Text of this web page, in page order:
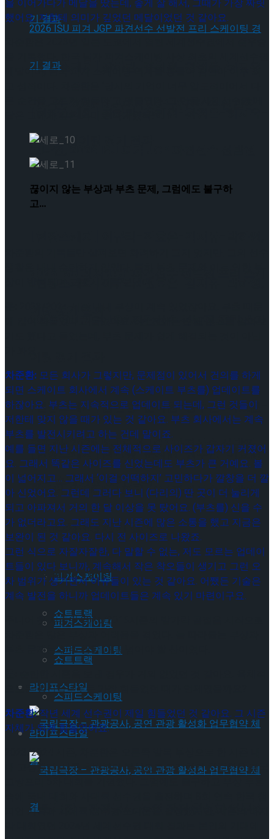
[현장스케치] 장하린-주혜원-황정율-허지유-
프리 스케이팅 경기 결과
[현장스케치] 김민송-문지원-정수빈-이효원-
최진아, 2026 ISU 피겨 JGP 파견선수 선발전
프리 스케이팅 경기 결과
Trending Tags
피겨스케이팅
쇼트트랙
스피드스케이팅
라이프스타일
국립극장 – 관광공사, 공연 관광 활성화 업무협
고나연, 2026 ISU 피겨 JGP 파견선수 선발전
프리 스케이팅 경기 결과
[현장스케치] 김민송-문지원-정수빈-이효원-
최진아, 2026 ISU 피겨 JGP 파견선수 선발전
프리 스케이팅 경기 결과
Trending Tags
피겨스케이팅
쇼트트랙
스피드스케이팅
라이프스타일
을 이어가다가 메달을 땄는데, 좋게 잘 해서, 그때가 가장 짜릿
했어요. 저한테 의미가 깊었던 메달이었던 것 같아요.
메달이며, 한국 피겨 스케이팅 역사를 통틀어 김연아 이후 최
끊이지 않는 부상과 부츠 문제, 그럼에도 불구하
고…
차준환: 모든 회사가 그렇지만, 문제점이 있어서 건의를 하게
되면 스케이트 회사에서 계속 (스케이트 부츠를) 업데이트를
하잖아요. 부츠는 지속적으로 업데이트 되는데, 그런 것들이
저한테 맞지 않을 때가 있는 것 같아요. 부츠 회사에서는 계속
부츠를 발전시키려고 하는 건데 말이죠.
예를 들면 지난 시즌에는 전체적으로 사이즈가 갑자기 커졌어
요. 그래서 똑같은 사이즈를 신었는데도 부츠가 큰 거예요. 볼
이 넓어지고… 그래서 ‘이걸 어떡하지’ 고민하다가 깔창을 더 깔
아 신었어요. 그런데 그러다 보니 (다리의) 딴 곳이 더 눌리게
되고 아파져서 거의 한 달 이상을 못 탔어요. (부츠를) 신을 수
가 없더라고요. 그래도 지난 시즌에 많은 소통을 했고 지금은
보완이 된 것 같아요. 다시 전 사이즈로 나왔죠.
그런 식으로 자잘자잘한, 다 말할 수 없는, 저도 모르는 업데이
트들이 있다 보니까, 계속해서 작은 착오들이 생기고 그런 오
차 범위가 생기면서 이슈들이 있는 것 같아요. 어쨌든 기술은
계속 발전을 하니까 업데이트들은 계속 있기 마련이구요.
주니어 첫 시즌인 2015/2016시즌의 발가락 골절을 시작으로
부츠 문제는 선수 생활 내내 넘어야 할 산이었다.
으로든 정신적으로든 가장 힘들었던 때가 언제였을까요?
차준환:작년 세계 선수권이 제일 힘들었던 것 같아요. 그 시즌
자체가 되게 힘들었어요.
2023/2024 시즌, 차준환은 오른쪽 발목 부상으로 한 시즌 내
내 고생했다. 시즌 초반부터 부상으로 고전하던 차준환은 결국
피언 기록과 사대륙 선수권 포디움을 달성했지만, 시즌의 마지